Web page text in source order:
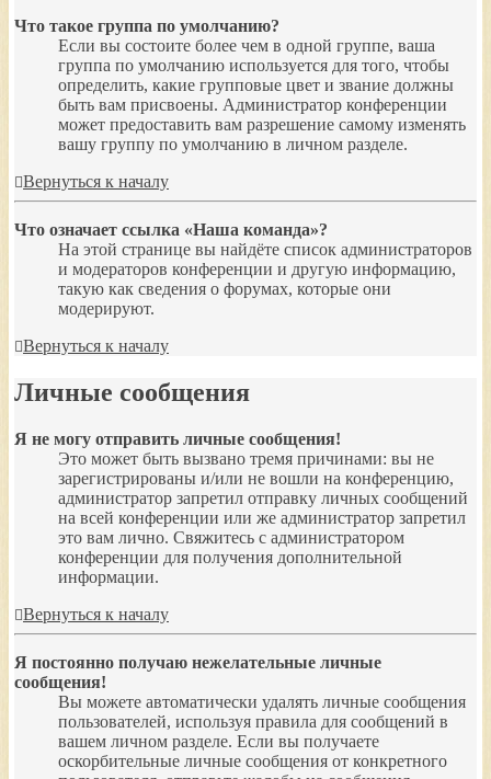
Что такое группа по умолчанию?
Если вы состоите более чем в одной группе, ваша
группа по умолчанию используется для того, чтобы
определить, какие групповые цвет и звание должны
быть вам присвоены. Администратор конференции
может предоставить вам разрешение самому изменять
вашу группу по умолчанию в личном разделе.
Вернуться к началу
Что означает ссылка «Наша команда»?
На этой странице вы найдёте список администраторов
и модераторов конференции и другую информацию,
такую как сведения о форумах, которые они
модерируют.
Вернуться к началу
Личные сообщения
Я не могу отправить личные сообщения!
Это может быть вызвано тремя причинами: вы не
зарегистрированы и/или не вошли на конференцию,
администратор запретил отправку личных сообщений
на всей конференции или же администратор запретил
это вам лично. Свяжитесь с администратором
конференции для получения дополнительной
информации.
Вернуться к началу
Я постоянно получаю нежелательные личные
сообщения!
Вы можете автоматически удалять личные сообщения
пользователей, используя правила для сообщений в
вашем личном разделе. Если вы получаете
оскорбительные личные сообщения от конкретного